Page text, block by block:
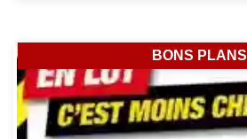
BONS PLANS